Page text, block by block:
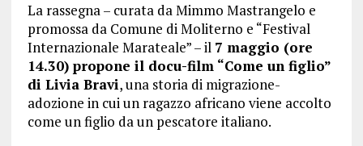
La rassegna – curata da Mimmo Mastrangelo e
promossa da Comune di Moliterno e “Festival
Internazionale Marateale” – il 7 maggio (ore
14.30) propone il docu-film “Come un figlio”
di Livia Bravi, una storia di migrazione-
adozione in cui un ragazzo africano viene accolto
come un figlio da un pescatore italiano.